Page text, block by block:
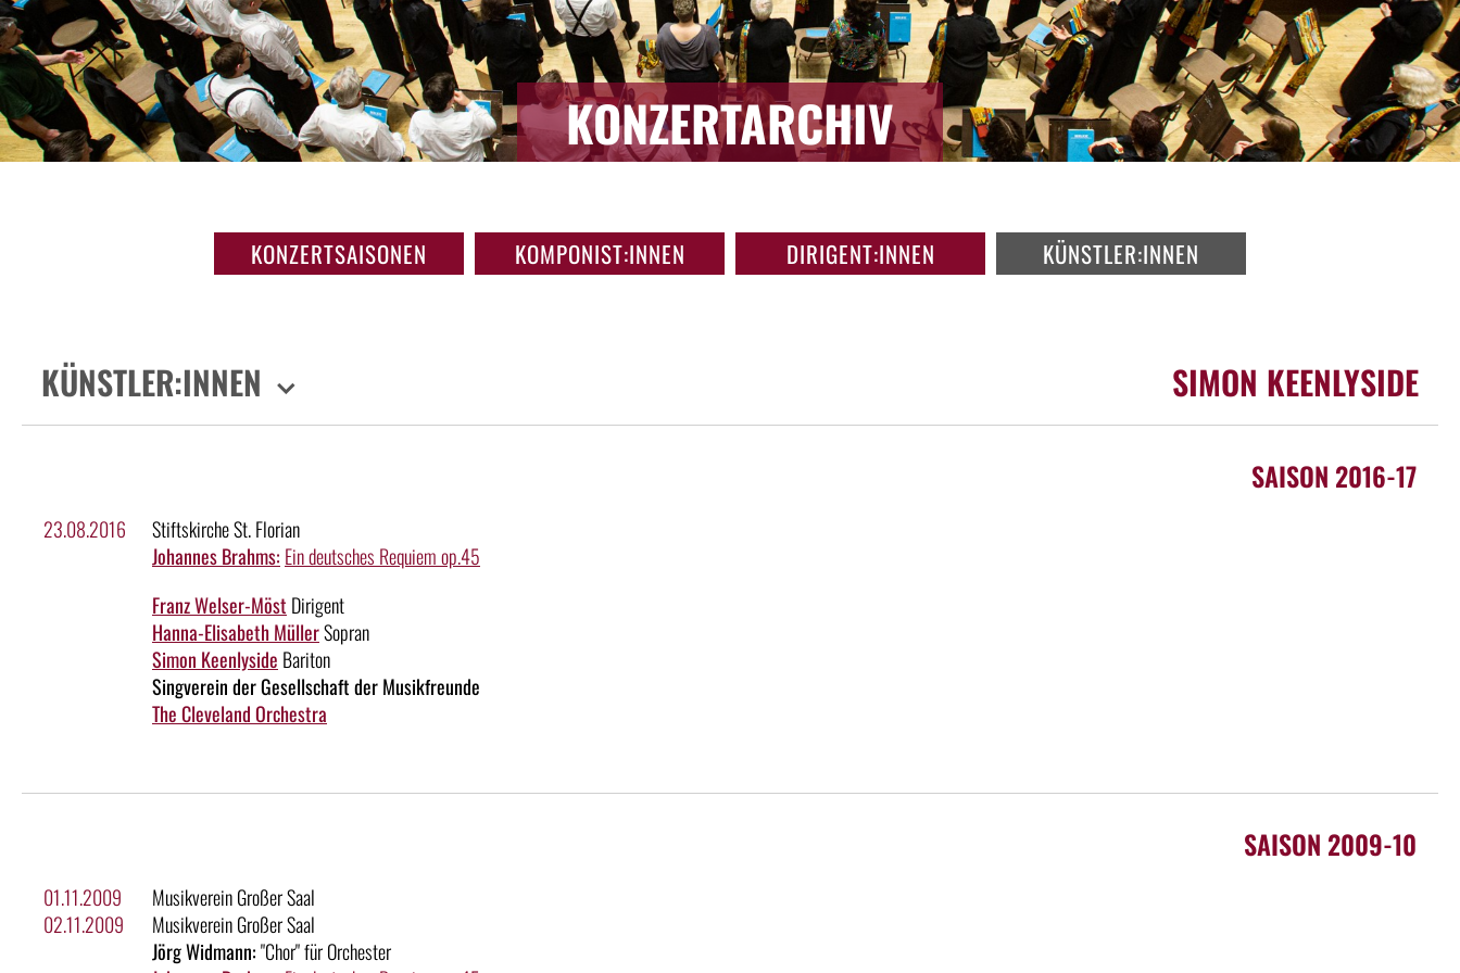
KONZERTARCHIV
KONZERTSAISONEN KOMPONIST:INNEN DIRIGENT:INNEN KÜNSTLER:INNEN
KÜNSTLER:INNEN SIMON KEENLYSIDE
SAISON 2016-17
23.08.2016
Stiftskirche St. Florian
Johannes Brahms: Ein deutsches Requiem op.45
Franz Welser-Möst Dirigent
Hanna-Elisabeth MüllerSopran
Simon Keenlyside Bariton
Singverein der Gesellschaft der Musikfreunde
The Cleveland Orchestra
SAISON 2009-10
01.11.2009
Musikverein Großer Saal
02.11.2009
Musikverein Großer Saal
Jörg Widmann:"Chor" für Orchester